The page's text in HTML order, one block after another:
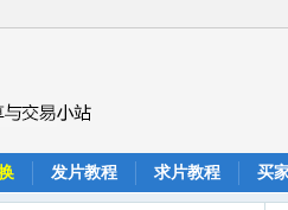
发片教程 求片教程 买